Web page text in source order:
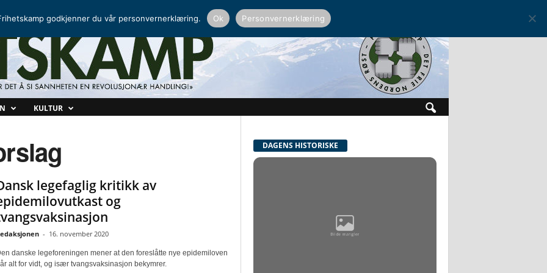
KULTUR
legefaglig kritikk av
og
- 16. november 2020
danske legeforeningen mener at den foreslåtte nye epidemiloven
alt for vidt, og især tvangsvaksinasjon bekymrer.
DAGENS HISTORISKE
godkjenner du vår personvernerklæring. Ok Personvernerklæring